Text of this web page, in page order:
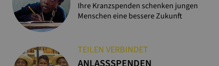
Ihre Kranzspenden schenken jungen
Menschen eine bessere Zukunft
TEILEN VERBINDET